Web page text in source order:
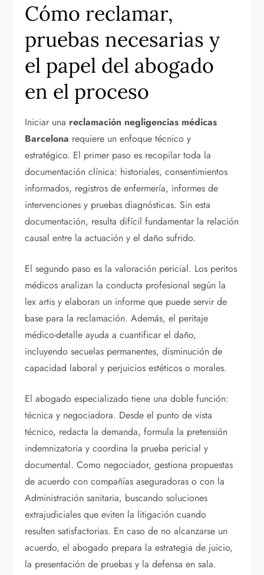
Cómo reclamar,
pruebas necesarias y
el papel del abogado
en el proceso
Iniciar una reclamación negligencias médicas
Barcelona requiere un enfoque técnico y
estratégico. El primer paso es recopilar toda la
documentación clínica: historiales, consentimientos
informados, registros de enfermería, informes de
intervenciones y pruebas diagnósticas. Sin esta
documentación, resulta difícil fundamentar la relación
causal entre la actuación y el daño sufrido.
El segundo paso es la valoración pericial. Los peritos
médicos analizan la conducta profesional según la
lex artis y elaboran un informe que puede servir de
base para la reclamación. Además, el peritaje
médico-detalle ayuda a cuantificar el daño,
incluyendo secuelas permanentes, disminución de
capacidad laboral y perjuicios estéticos o morales.
El abogado especializado tiene una doble función:
técnica y negociadora. Desde el punto de vista
técnico, redacta la demanda, formula la pretensión
indemnizatoria y coordina la prueba pericial y
documental. Como negociador, gestiona propuestas
de acuerdo con compañías aseguradoras o con la
Administración sanitaria, buscando soluciones
extrajudiciales que eviten la litigación cuando
resulten satisfactorias. En caso de no alcanzarse un
acuerdo, el abogado prepara la estrategia de juicio,
la presentación de pruebas y la defensa en sala.